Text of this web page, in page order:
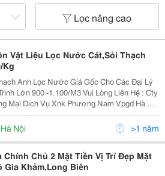
Lọc nâng cao
Vật Liệu Lọc Nước Cát,Sỏi Thạch
Kg
Lọc Nước Giá Gốc Cho Các Đại Lý
900 -1.100/M3 Vui Lòng Liên Hệ : Cty
Dịch Vụ Xnk Phương Nam Vpgd Hà Nội
Đường Ngọc Thụy - Phường Ngọc Thụy -
Hà Nội >1 năm
Chính Chủ 2 Mặt Tiền Vị Trí Đẹp Mặt
Gia Khảm,Long Biên